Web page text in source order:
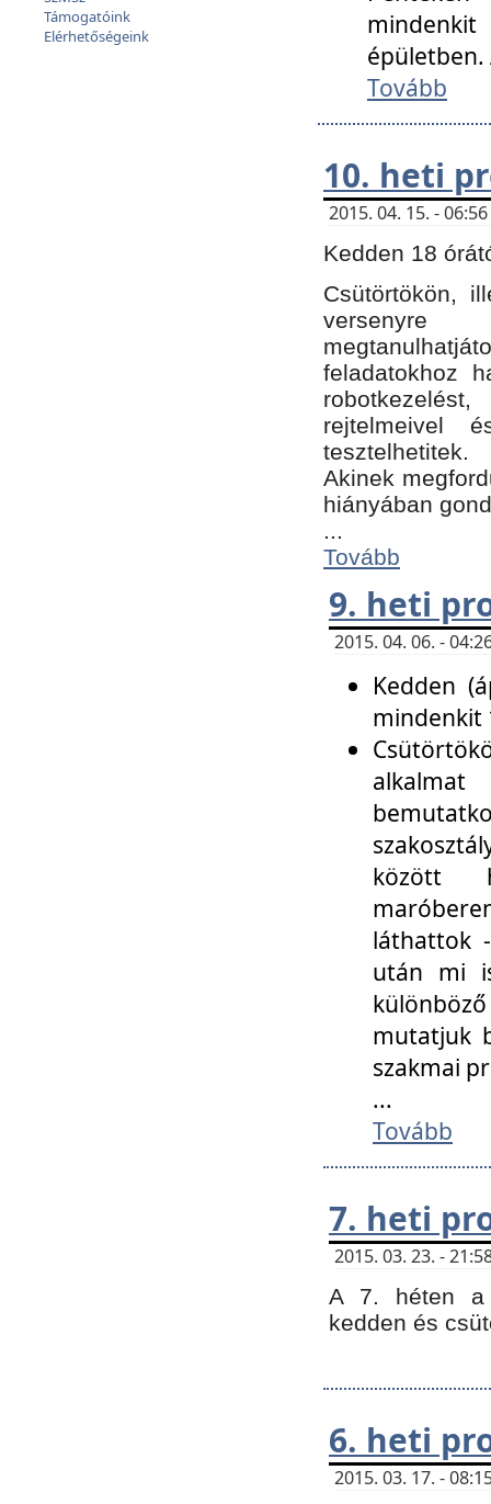
Támogatóink
Elérhetőségeink
épületben.
Tovább
10. heti
2015. 04. 15. -
Kedden 18
Csütörtökön,
versenyre
feladatokhoz
rejtelmeivel
tesztelhetitek.
Akinek
hiányában
...
Tovább
9. heti
2015. 04. 06. -
Kedden
mindenkit
között
láthattok
után mi
mutatjuk
szakmai
...
Tovább
7. heti
2015. 03. 23. -
A 7. héten a
kedden és
6. heti
2015. 03. 17. -